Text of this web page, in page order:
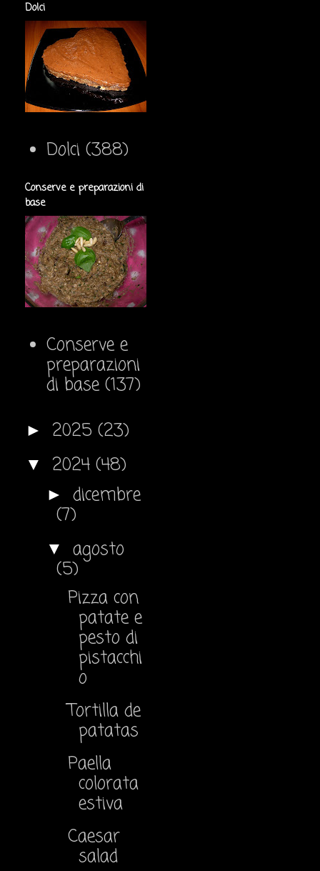
Dolci
Dolci (388)
Conserve e preparazioni di
base
Conserve e
preparazioni
di base (137)
► 2025 (23)
▼ 2024 (48)
► dicembre
(7)
▼ agosto
(5)
Pizza con
patate e
pesto di
pistacchi
o
Tortilla de
patatas
Paella
colorata
estiva
Caesar
salad